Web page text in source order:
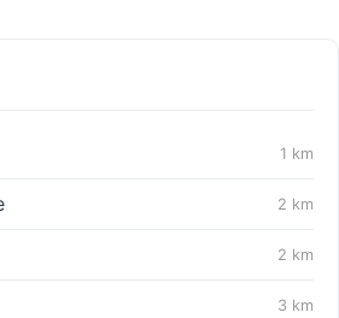
1 km
2 km
2 km
3 km